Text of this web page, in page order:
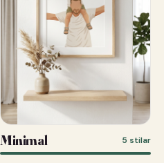
Minimal 5 stilar